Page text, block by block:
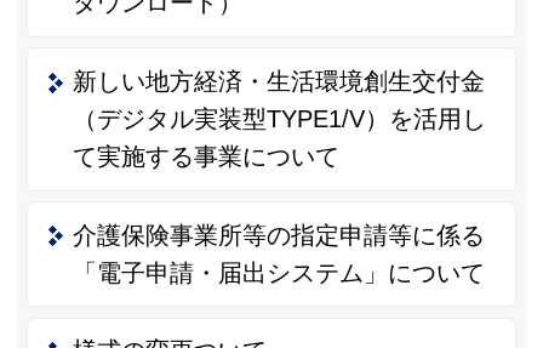
新しい地方経済・生活環境創生交付金
（デジタル実装型TYPE1/V）を活用し
て実施する事業について
介護保険事業所等の指定申請等に係る
「電子申請・届出システム」について